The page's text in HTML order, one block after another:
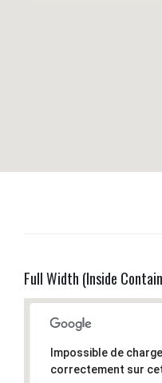
Full Width (Inside
Impossible de
correctement sur